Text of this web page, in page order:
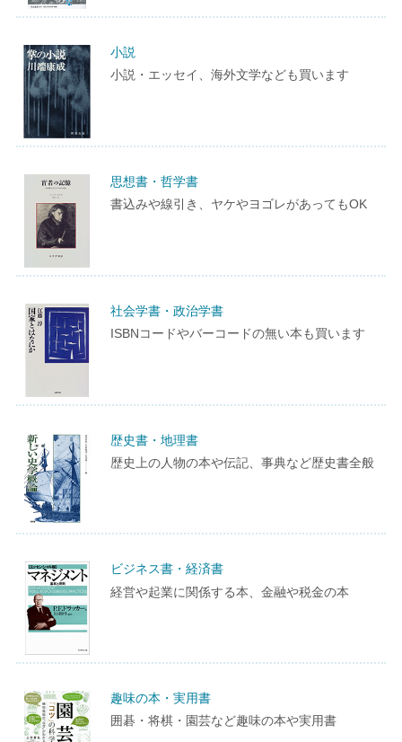
小説
小説・エッセイ、海外文学なども買います
思想書・哲学書
書込みや線引き、ヤケやヨゴレがあってもOK
社会学書・政治学書
ISBNコードやバーコードの無い本も買います
歴史書・地理書
歴史上の人物の本や伝記、事典など歴史書全般
ビジネス書・経済書
経営や起業に関係する本、金融や税金の本
趣味の本・実用書
囲碁・将棋・園芸など趣味の本や実用書